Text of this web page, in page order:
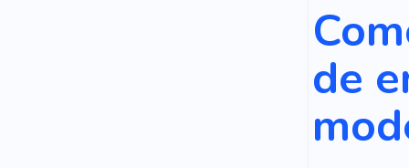
Confiar
Dinheiro
de